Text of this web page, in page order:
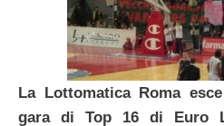
La Lottomatica Roma
gara di Top 16 di Euro